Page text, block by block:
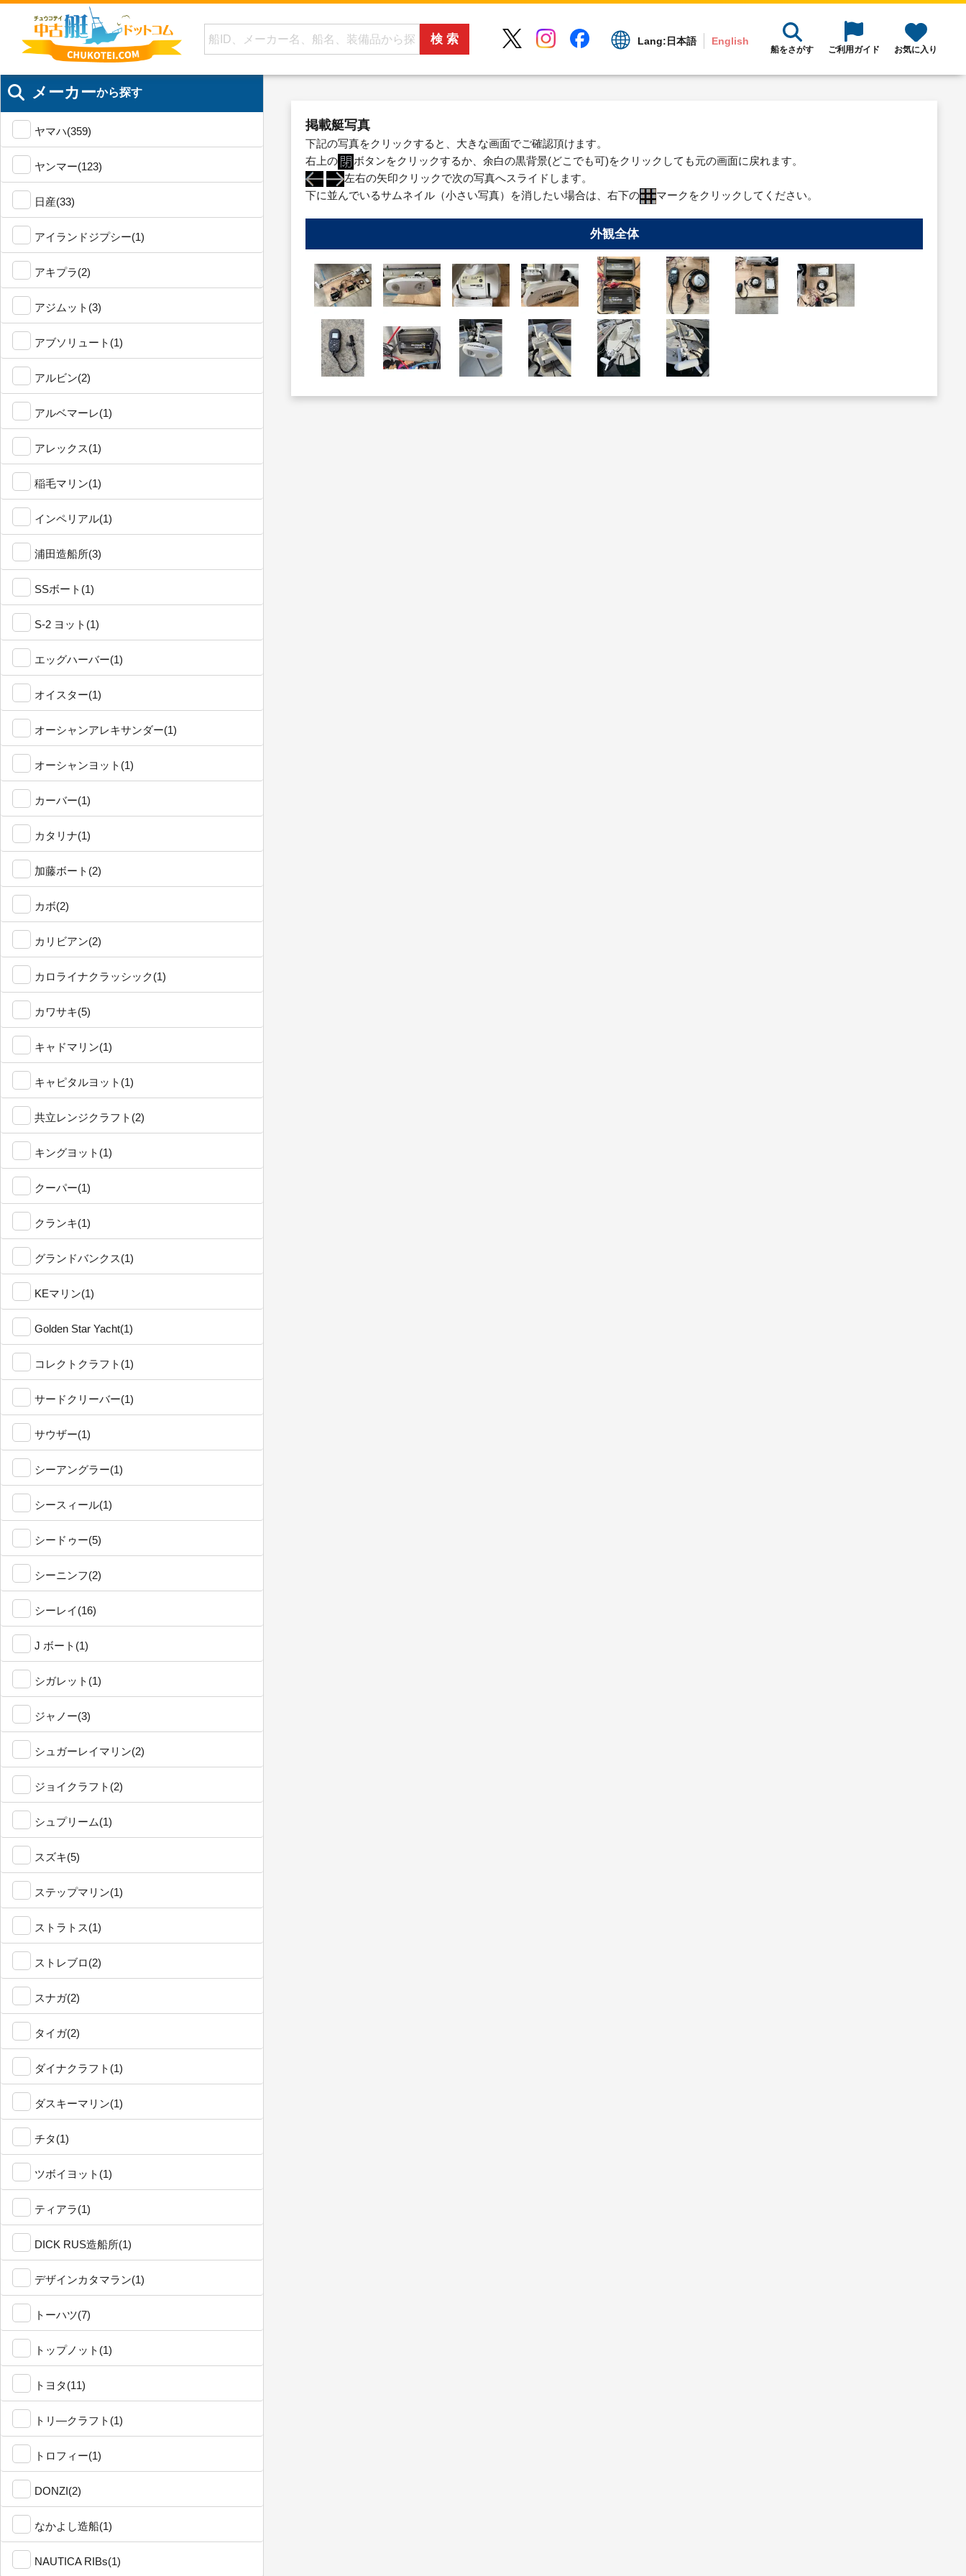
Lang: 日本語 English
船をさがす ご利用ガイド お気に入り
メーカーから探す
ヤマハ(359)
ヤンマー(123)
日産(33)
アイランドジプシー(1)
アキプラ(2)
アジムット(3)
アブソリュート(1)
アルビン(2)
アルベマーレ(1)
アレックス(1)
稲毛マリン(1)
インペリアル(1)
浦田造船所(3)
SSボート(1)
S-2 ヨット(1)
エッグハーバー(1)
オイスター(1)
オーシャンアレキサンダー(1)
オーシャンヨット(1)
カーバー(1)
カタリナ(1)
加藤ボート(2)
カボ(2)
カリビアン(2)
カロライナクラッシック(1)
カワサキ(5)
キャドマリン(1)
キャピタルヨット(1)
共立レンジクラフト(2)
キングヨット(1)
クーパー(1)
クランキ(1)
グランドバンクス(1)
KEマリン(1)
Golden Star Yacht(1)
コレクトクラフト(1)
サードクリーバー(1)
サウザー(1)
シーアングラー(1)
シースィール(1)
シードゥー(5)
シーニンフ(2)
シーレイ(16)
J ボート(1)
シガレット(1)
ジャノー(3)
シュガーレイマリン(2)
ジョイクラフト(2)
シュプリーム(1)
スズキ(5)
ステップマリン(1)
ストラトス(1)
ストレブロ(2)
スナガ(2)
タイガ(2)
ダイナクラフト(1)
ダスキーマリン(1)
チタ(1)
ツボイヨット(1)
ティアラ(1)
DICK RUS造船所(1)
デザインカタマラン(1)
トーハツ(7)
トップノット(1)
トヨタ(11)
トリ―クラフト(1)
トロフィー(1)
DONZI(2)
なかよし造船(1)
NAUTICA RIBs(1)
掲載艇写真
下記の写真をクリックすると、大きな画面でご確認頂けます。
右上の
ボタンをクリックするか、余白の黒背景(どこでも可)をクリックしても元の画面に戻れます。
左右の矢印クリックで次の写真へスライドします。
下に並んでいるサムネイル（小さい写真）を消したい場合は、右下の
マークをクリックしてください。
外観全体